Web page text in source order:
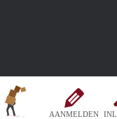
AANMELDEN